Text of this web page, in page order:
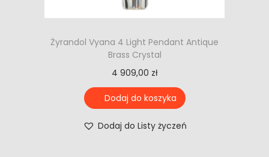
Żyrandol Vyana 4 Light Pendant Antique
Brass Crystal
4 909,00 zł
Dodaj do koszyka
Dodaj do Listy życzeń